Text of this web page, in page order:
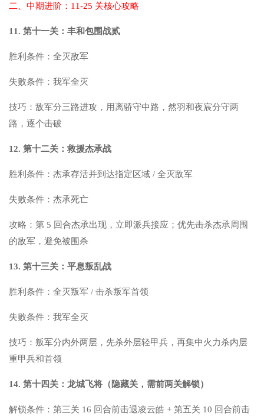
二、中期进阶：11-25 关核心攻略
11. 第十一关：丰和包围战贰
胜利条件：全灭敌军
失败条件：我军全灭
技巧：敌军分三路进攻，用离骄守中路，然羽和夜宸分守两
路，逐个击破
12. 第十二关：救援杰承战
胜利条件：杰承存活并到达指定区域 / 全灭敌军
失败条件：杰承死亡
攻略：第 5 回合杰承出现，立即派兵接应；优先击杀杰承周围
的敌军，避免被围杀
13. 第十三关：平息叛乱战
胜利条件：全灭叛军 / 击杀叛军首领
失败条件：我军全灭
技巧：叛军分内外两层，先杀外层轻甲兵，再集中火力杀内层
重甲兵和首领
14. 第十四关：龙城飞将（隐藏关，需前两关解锁）
解锁条件：第三关 16 回合前击退凌云皓 + 第五关 10 回合前击